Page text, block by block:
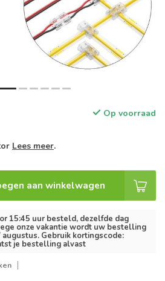
Op voorraad
Lees meer.
aan winkelwagen
15:45 uur besteld, dezelfde dag
onze vakantie wordt uw bestelling
Gebruik kortingscode:
je bestelling alvast